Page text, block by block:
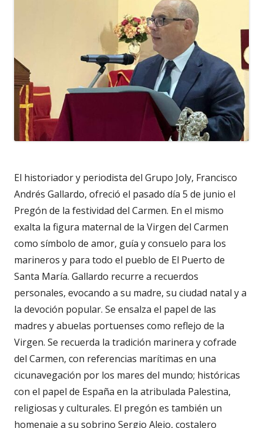
El historiador y periodista del Grupo Joly, Francisco
Andrés Gallardo, ofreció el pasado día 5 de junio el
Pregón de la festividad del Carmen. En el mismo
exalta la figura maternal de la Virgen del Carmen
como símbolo de amor, guía y consuelo para los
marineros y para todo el pueblo de El Puerto de
Santa María. Gallardo recurre a recuerdos
personales, evocando a su madre, su ciudad natal y a
la devoción popular. Se ensalza el papel de las
madres y abuelas portuenses como reflejo de la
Virgen. Se recuerda la tradición marinera y cofrade
del Carmen, con referencias marítimas en una
cicunavegación por los mares del mundo; históricas
con el papel de España en la atribulada Palestina,
religiosas y culturales. El pregón es también un
homenaje a su sobrino Sergio Alejo, costalero